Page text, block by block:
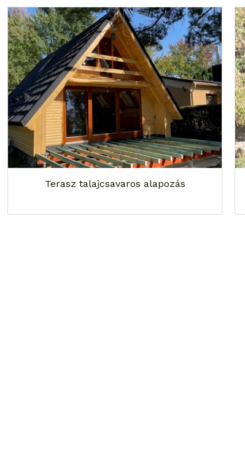
Terasz talajcsavaros alapozás